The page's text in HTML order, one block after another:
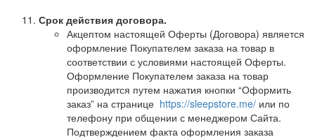
Срок действия договора.
Акцептом настоящей Оферты (Договора) является
оформление Покупателем заказа на товар в
соответствии с условиями настоящей Оферты.
Оформление Покупателем заказа на товар
производится путем нажатия кнопки “Оформить
заказ” на странице https://sleepstore.me/ или по
телефону при общении с менеджером Сайта.
Подтверждением факта оформления заказа